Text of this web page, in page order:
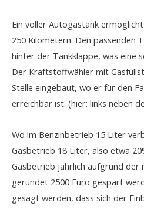
Ein voller Autogastank
250 Kilometern. Den passenden
hinter der Tankklappe, was eine
Der Kraftstoffwähler mit
Stelle eingebaut, wo er für den
erreichbar ist. (hier: links neben
Wo im Benzinbetrieb 15 Liter
Gasbetrieb 18 Liter, also etwa
Gasbetrieb jährlich aufgrund der
gerundet 2500 Euro gespart
gesagt werden, dass sich der